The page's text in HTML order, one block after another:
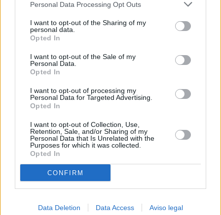
negar su consentimiento. Tenga en cuenta que algún
de su consentimiento, pero usted tiene el derecho de
rechazar tal procesamiento. Sus preferencias se aplicarán
cualquier momento entrando de nuevo en este sitio web o
visitando nuestra política de privacidad.
Personal Data Processing Opt Outs
I want to opt-out of the Sharing of my
personal data.
Opted In
I want to opt-out of the Sale of my
Personal Data.
Opted In
I want to opt-out of processing my
Personal Data for Targeted Advertising.
Opted In
I want to opt-out of Collection, Use,
Retention, Sale, and/or Sharing of my
Personal Data that Is Unrelated with the
Purposes for which it was collected.
Opted In
CONFIRM
Data Deletion Data Access Aviso legal